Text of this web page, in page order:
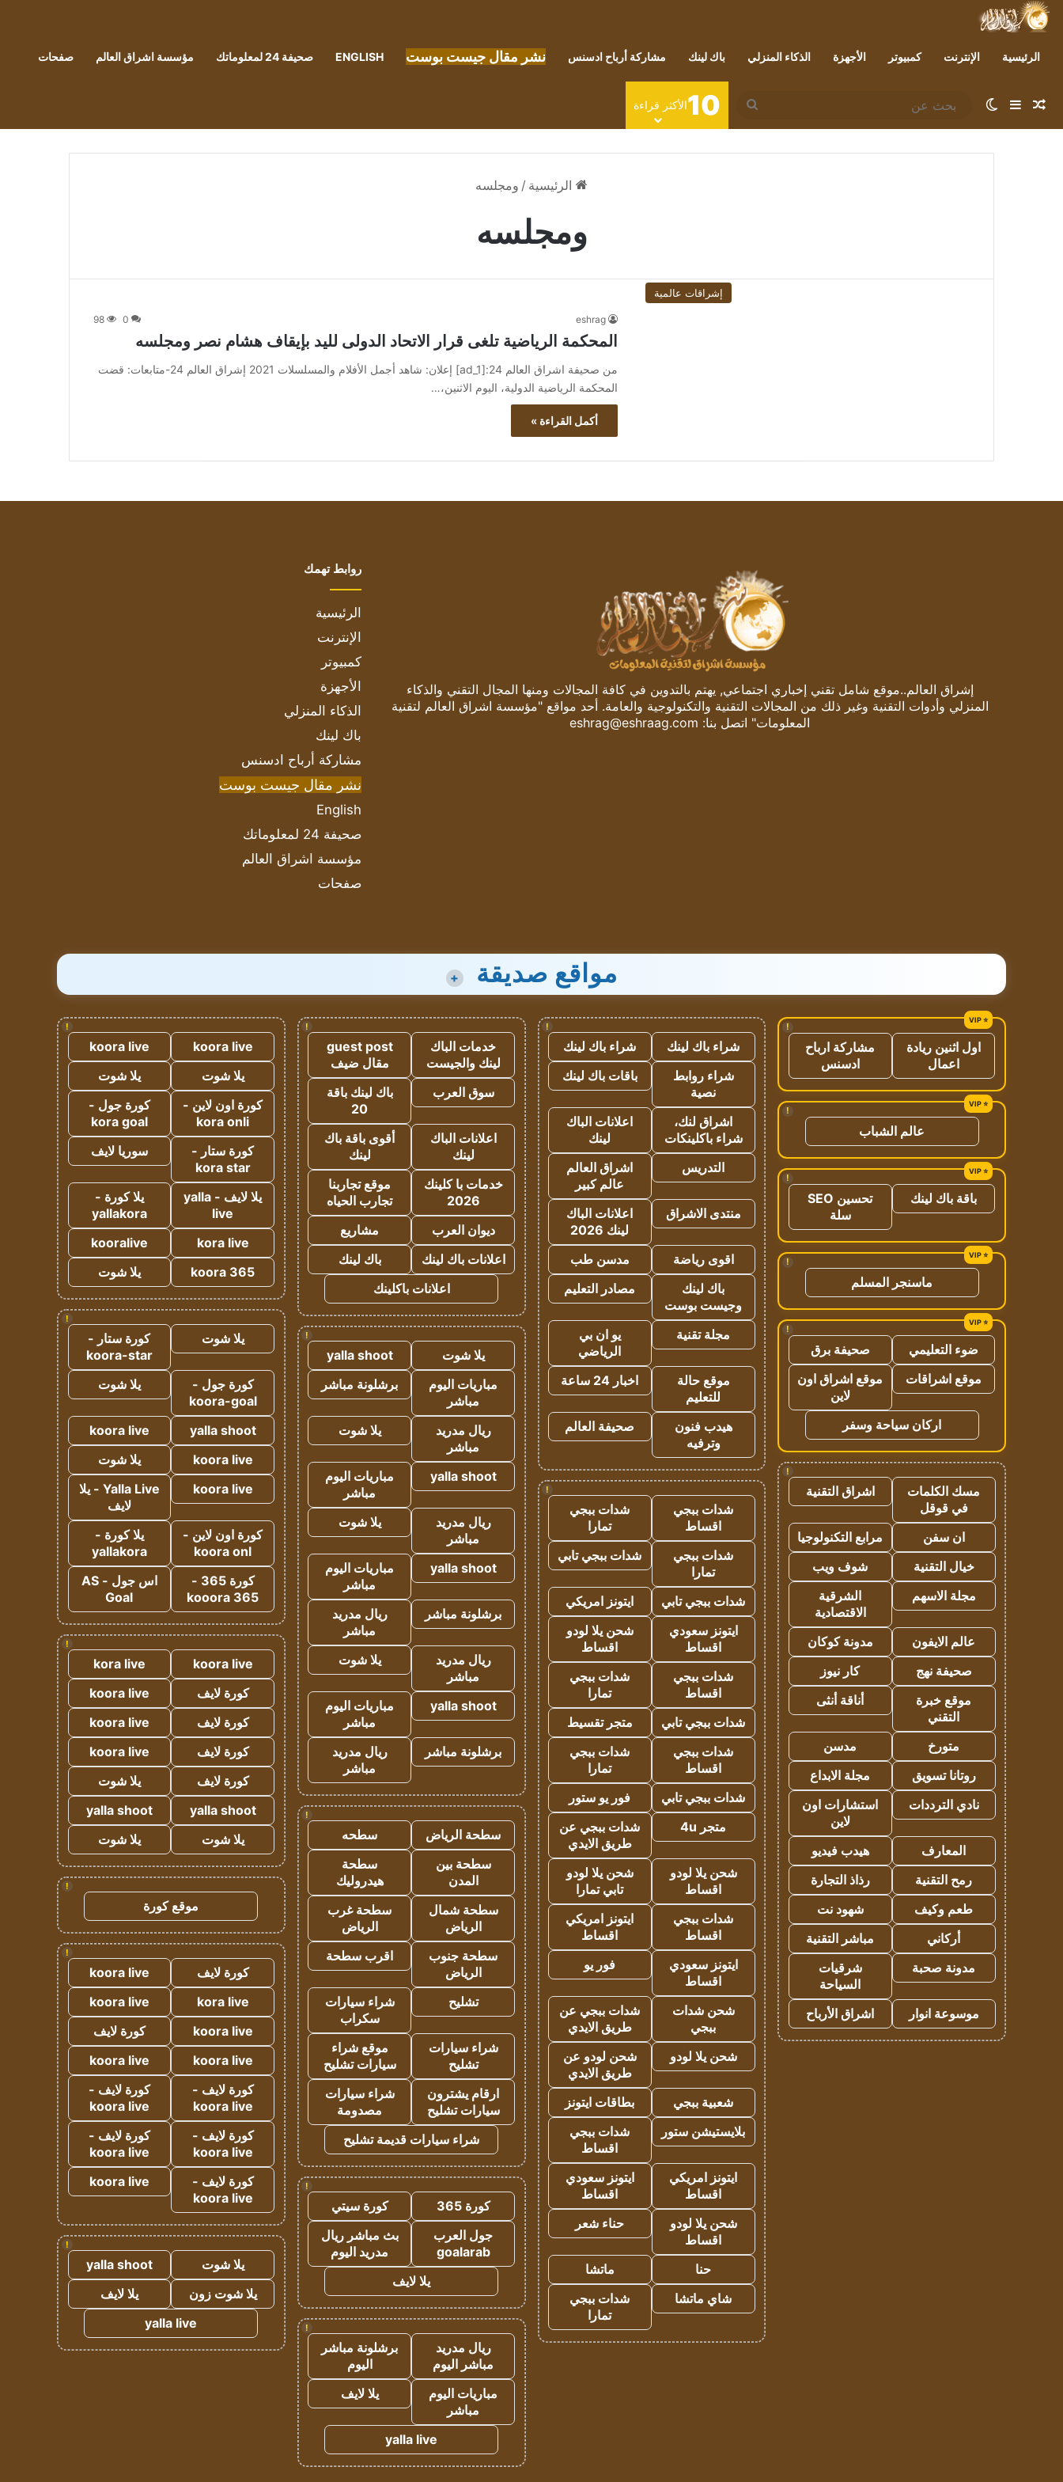
الرئيسية الإنترنت كمبيوتر الأجهزة الذكاء المنزلي باك لينك مشاركة أرباح ادسنس نشر مقال جيست بوست ENGLISH صحيفة 24 لمعلوماتك مؤسسة اشراق العالم صفحات
مقال عشوائي
إضافة عمود جانبي
الوضع المظلم
بحث
عن
10الأكثر قراءة
الرئيسية / ومجلسه
ومجلسه
إشراقات عالمية
eshrag
0
98
المحكمة الرياضية تلغى قرار الاتحاد الدولى لليد بإيقاف هشام نصر ومجلسه
من صحيفة اشراق العالم 24:[ad_1] إعلان: شاهد أجمل الأفلام والمسلسلات 2021 إشراق العالم 24-متابعات: قضت
المحكمة الرياضية الدولية، اليوم الاثنين،…
أكمل القراءة »
إشراق العالم..موقع شامل تقني إخباري اجتماعي, يهتم بالتدوين في كافة المجالات ومنها المجال التقني والذكاء
المنزلي وأدوات التقنية وغير ذلك من المجالات التقنية والتكنولوجية والعامة. أحد مواقع "مؤسسة اشراق العالم لتقنية
المعلومات" اتصل بنا: eshrag@eshraag.com
روابط تهمك
الرئيسية
الإنترنت
كمبيوتر
الأجهزة
الذكاء المنزلي
باك لينك
مشاركة أرباح ادسنس
نشر مقال جيست بوست
English
صحيفة 24 لمعلوماتك
مؤسسة اشراق العالم
صفحات
مواقع صديقة +
!
اول اثنين ريادة
اعمال
مشاركة ارباح
ادسنس
!
عالم الشباب
!
باقة باك لينك
تحسين SEO
سلة
!
ماسنجر المسلم
!
ضوء التعليمي
صحيفة برق
موقع اشراقات
موقع اشراق اون
لاين
اركان سياحة وسفر
!
مسك الكلمات
في قوقل
اشراق التقنية
ان سفن
مرابع التكنولوجيا
خيال التقنية
شوف ويب
مجلة الاسهم
الشرقية
الاقتصادية
عالم الايفون
مدونة كوكان
صحيفة نهج
كار نيوز
موقع خبرة
التقني
أناقة أنثى
متورخ
مدسن
روتانا تسويق
مجلة الابداع
نادي الترددات
استشارات اون
لاين
المعارف
هيدب فيديو
رمح التقنية
رذاذ التجارة
طعم وكيف
شهود نت
أركاني
مباشر التقنية
مدونة صحبة
شرقيات
السياحة
موسوعة انوار
اشراق الأرباح
!
شراء باك لينك
شراء باك لينك
شراء روابط
نصية
باقات باك لينك
اشراق لنك،
شراء باكلينكات
اعلانات الباك
لينك
التدريس
اشراق العالم
عالم كبير
منتدى الاشراق
اعلانات الباك
لينك 2026
اقوى رياضة
مدسن طب
باك لينك
وجيست بوست
مصادر التعليم
مجلة تقنية
يو ان بي
الرياضي
موقع حالة
للتعليم
اخبار 24 ساعة
هيدب فنون
وترفيه
صحيفة العالم
!
شدات ببجي
اقساط
شدات ببجي
تمارا
شدات ببجي
تمارا
شدات ببجي تابي
شدات ببجي تابي
ايتونز امريكي
ايتونز سعودي
اقساط
شحن يلا لودو
اقساط
شدات ببجي
اقساط
شدات ببجي
تمارا
شدات ببجي تابي
متجر تقسيط
شدات ببجي
اقساط
شدات ببجي
تمارا
شدات ببجي تابي
فور يو ستور
متجر 4u
شدات ببجي عن
طريق الايدي
شحن يلا لودو
اقساط
شحن يلا لودو
تابي تمارا
شدات ببجي
اقساط
ايتونز امريكي
اقساط
ايتونز سعودي
اقساط
فور يو
شحن شدات
ببجي
شدات ببجي عن
طريق الايدي
شحن يلا لودو
شحن لودو عن
طريق الايدي
شعبية ببجي
بطاقات ايتونز
بلايستيشن ستور
شدات ببجي
اقساط
ايتونز امريكي
اقساط
ايتونز سعودي
اقساط
شحن يلا لودو
اقساط
حناء شعر
حنا
ماتشا
شاي ماتشا
شدات ببجي
تمارا
!
خدمات الباك
لينك والجيست
guest post
مقال ضيف
سوق العرب
باك لينك باقة
20
اعلانات الباك
لينك
أقوى باقة باك
لينك
خدمات با كلينك
2026
موقع تجاربنا
تجارب الحياه
ديوان العرب
مشاريع
اعلانات باك لينك
باك لينك
اعلانات باكلينك
!
يلا شوت
yalla shoot
مباريات اليوم
مباشر
برشلونة مباشر
ريال مدريد
مباشر
يلا شوت
yalla shoot
مباريات اليوم
مباشر
ريال مدريد
مباشر
يلا شوت
yalla shoot
مباريات اليوم
مباشر
برشلونة مباشر
ريال مدريد
مباشر
ريال مدريد
مباشر
يلا شوت
yalla shoot
مباريات اليوم
مباشر
برشلونة مباشر
ريال مدريد
مباشر
!
سطحة الرياض
سطحه
سطحة بين
المدن
سطحة
هيدروليك
سطحة شمال
الرياض
سطحة غرب
الرياض
سطحة جنوب
الرياض
اقرب سطحة
تشليح
شراء سيارات
سكراب
شراء سيارات
تشليح
موقع شراء
سيارات تشليح
ارقام يشترون
سيارات تشليح
شراء سيارات
مصدومة
شراء سيارات قديمة تشليح
!
كورة 365
كورة سيتي
جول العرب
goalarab
بث مباشر ريال
مدريد اليوم
يلا لايف
!
ريال مدريد
مباشر اليوم
برشلونة مباشر
اليوم
مباريات اليوم
مباشر
يلا لايف
yalla live
!
koora live
koora live
يلا شوت
يلا شوت
كورة اون لاين -
kora onli
كورة جول -
kora goal
كورة ستار -
kora star
سوريا لايف
يلا لايف - yalla
live
يلا كورة -
yallakora
kora live
kooralive
koora 365
يلا شوت
!
يلا شوت
كورة ستار -
koora-star
كورة جول -
koora-goal
يلا شوت
yalla shoot
koora live
koora live
يلا شوت
koora live
Yalla Live - يلا
لايف
كورة اون لاين -
koora onl
يلا كورة -
yallakora
كورة 365 -
kooora 365
اس جول - AS
Goal
!
koora live
kora live
كورة لايف
koora live
كورة لايف
koora live
كورة لايف
koora live
كورة لايف
يلا شوت
yalla shoot
yalla shoot
يلا شوت
يلا شوت
!
موقع كورة
!
كورة لايف
koora live
kora live
koora live
koora live
كورة لايف
koora live
koora live
كورة لايف -
koora live
كورة لايف -
koora live
كورة لايف -
koora live
كورة لايف -
koora live
كورة لايف -
koora live
koora live
!
يلا شوت
yalla shoot
يلا شوت زون
يلا لايف
yalla live